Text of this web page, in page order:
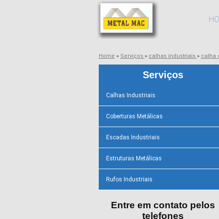
Home » Serviços » calhas industriais » calha
Serviços
Calhas Industriais
Coberturas Metálicas
Escadas Industriais
Estruturas Metálicas
Rufos Industriais
Entre em contato pelos
telefones